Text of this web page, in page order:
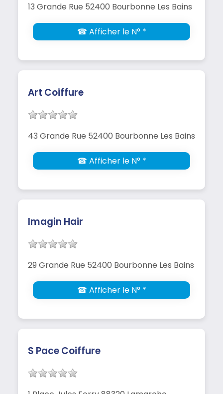
13 Grande Rue 52400 Bourbonne Les Bains
☎ Afficher le N° *
Art Coiffure
43 Grande Rue 52400 Bourbonne Les Bains
☎ Afficher le N° *
Imagin Hair
29 Grande Rue 52400 Bourbonne Les Bains
☎ Afficher le N° *
S Pace Coiffure